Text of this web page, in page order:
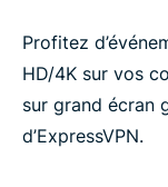
Profitez
HD/4K sur vos
sur grand écran
d’ExpressVPN.